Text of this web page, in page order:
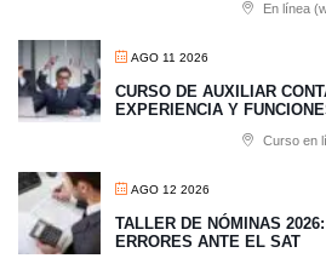
En línea
AGO 11 2026
CURSO DE AUXILIAR
EXPERIENCIA Y
Curso en
AGO 12 2026
TALLER DE NÓMINAS
ERRORES ANTE EL SAT